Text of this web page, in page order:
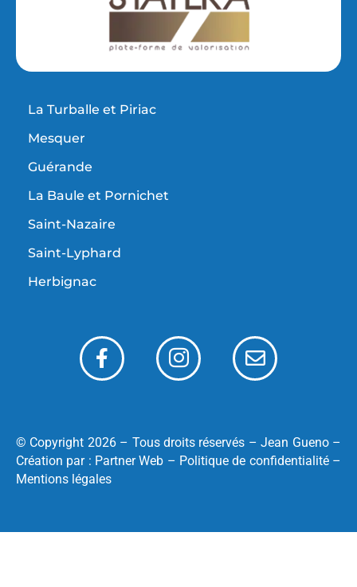
La Turballe et Piriac
Mesquer
Guérande
La Baule et Pornichet
Saint-Nazaire
Saint-Lyphard
Herbignac
© Copyright 2026 – Tous droits réservés –Jean Gueno–
Création par : Partner Web – Politique de confidentialité–
Mentions légales